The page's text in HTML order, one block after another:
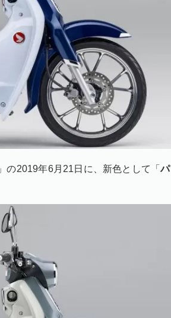
」の2019年6月21日に、新色として「パ